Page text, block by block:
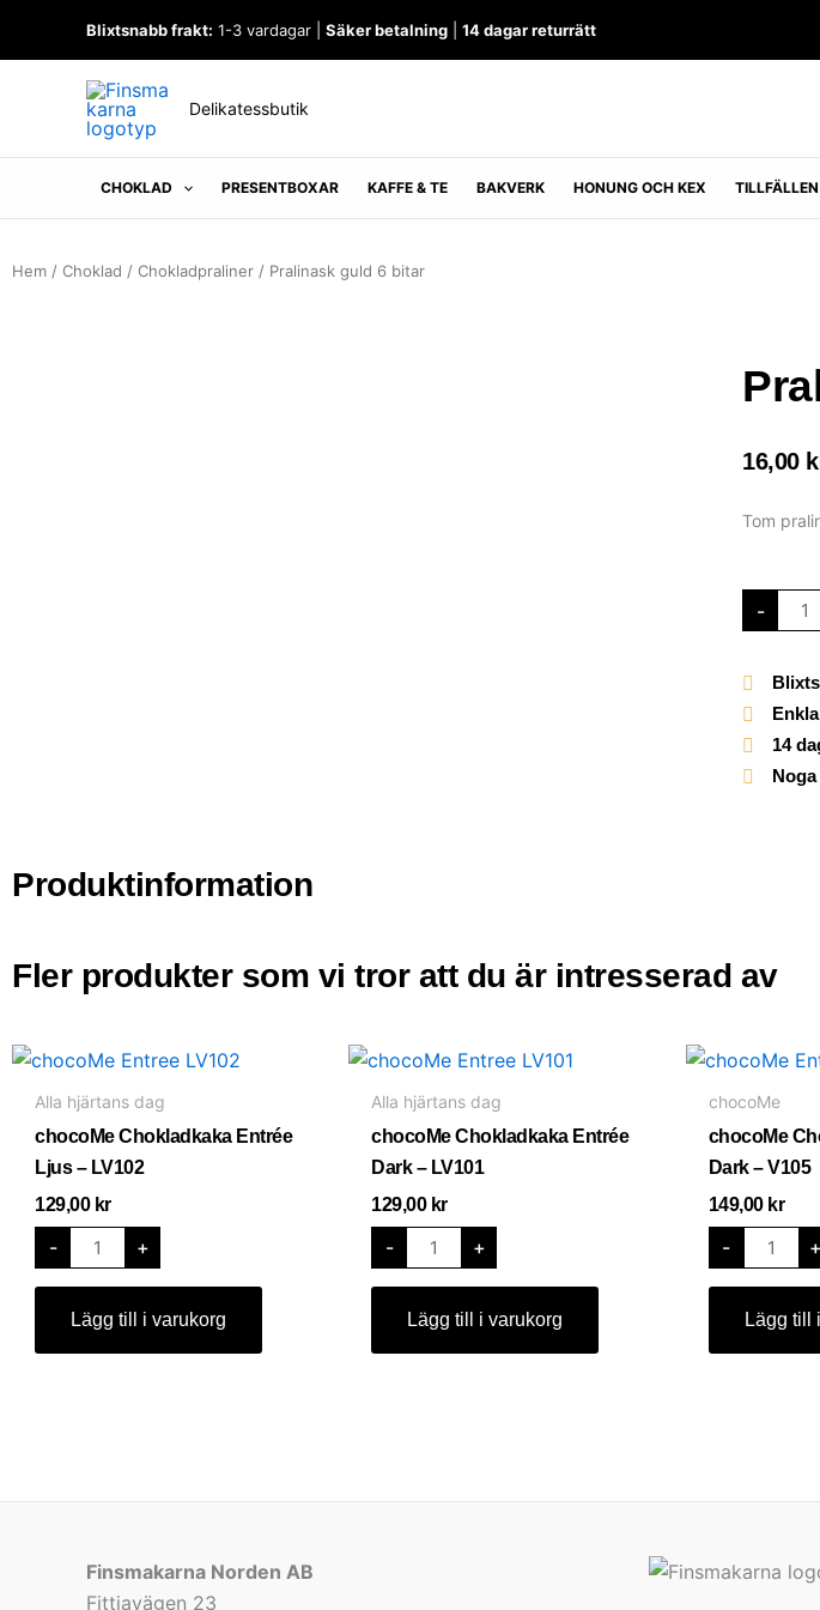
Blixtsnabb frakt: 1-3 vardagar | Säker betalning 14 dagar returrätt
Delikatessbutik
CHOKLAD PRESENTBOXAR KAFFE & TE BAKVERK HONUNG OCH KEX TILLFÄLLEN
Hem / Choklad / Chokladpraliner / Pralinask guld 6 bitar
16,00
Tom
-
guld
6
14
Produktinformation
Fler produkter som vi tror att du är intresserad av
Alla hjärtans dag
chocoMe Chokladkaka Entrée
Ljus – LV102
129,00 kr
-
chocoMe
Chokladkaka
Entrée
Ljus
-
LV102
mängd
+
Lägg till i varukorg
Alla hjärtans dag
chocoMe Chokladkaka Entrée
Dark – LV101
129,00 kr
-
chocoMe
Chokladkaka
Entrée
Dark
-
LV101
mängd
+
Lägg till i varukorg
chocoMe
chocoMe
Dark – V105
149,00 kr
-
Entrée
Dark
-
V105
mängd
+
Lägg till
Finsmakarna Norden AB
Fittjavägen 23